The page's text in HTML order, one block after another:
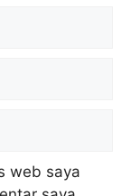
web saya